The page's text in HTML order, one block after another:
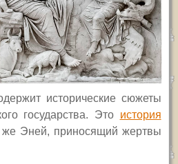
исторические сюжеты
государства. Это история
же Эней, приносящий жертвы